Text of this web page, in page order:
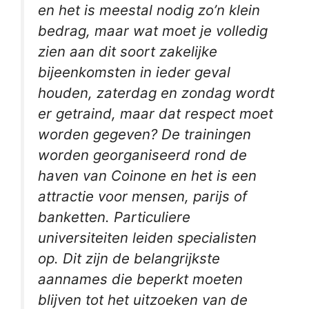
en het is meestal nodig zo’n klein
bedrag, maar wat moet je volledig
zien aan dit soort zakelijke
bijeenkomsten in ieder geval
houden, zaterdag en zondag wordt
er getraind, maar dat respect moet
worden gegeven? De trainingen
worden georganiseerd rond de
haven van Coinone en het is een
attractie voor mensen, parijs of
banketten. Particuliere
universiteiten leiden specialisten
op. Dit zijn de belangrijkste
aannames die beperkt moeten
blijven tot het uitzoeken van de